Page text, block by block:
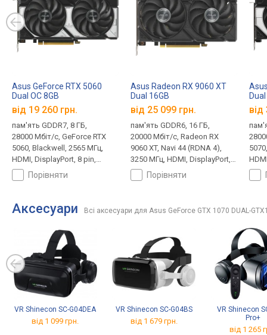
Asus GeForce RTX 5060
Dual OC 8GB
від 19 260 грн.
пам'ять GDDR7, 8 ГБ,
28000 Мбіт/с, GeForce RTX
5060, Blackwell, 2565 МГц,
HDMI, DisplayPort, 8 pin,
150 Втпорівняти
Asus Radeon RX 9060 XT
Dual 16GB
від 25 099 грн.
пам'ять GDDR6, 16 ГБ,
20000 Мбіт/с, Radeon RX
9060 XT, Navi 44 (RDNA 4),
3250 МГц, HDMI, DisplayPort, 8
pin, 182 Втпорівняти
від
Аксесуари Всі аксесуари для Asus GeForce GTX 1070 DUAL-
VR Shinecon SC-G04DEA
від 1 099 грн.
VR Shinecon SC-G04BS
від 1 679 грн.
VR Shinecon
Pro+
від 1 265